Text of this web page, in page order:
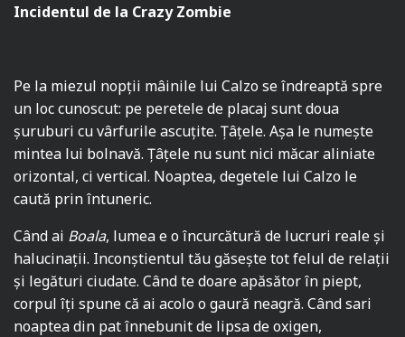
Incidentul de la Crazy Zombie
Pe la miezul nopții mâinile lui Calzo se îndreaptă spre
un loc cunoscut: pe peretele de placaj sunt doua
șuruburi cu vârfurile ascuțite. Țâțele. Așa le numește
mintea lui bolnavă. Țâțele nu sunt nici măcar aliniate
orizontal, ci vertical. Noaptea, degetele lui Calzo le
caută prin întuneric.
Când ai Boala, lumea e o încurcătură de lucruri reale și
halucinații. Inconștientul tău găsește tot felul de relații
și legături ciudate. Când te doare apăsător în piept,
corpul îți spune că ai acolo o gaură neagră. Când sari
noaptea din pat înnebunit de lipsa de oxigen,